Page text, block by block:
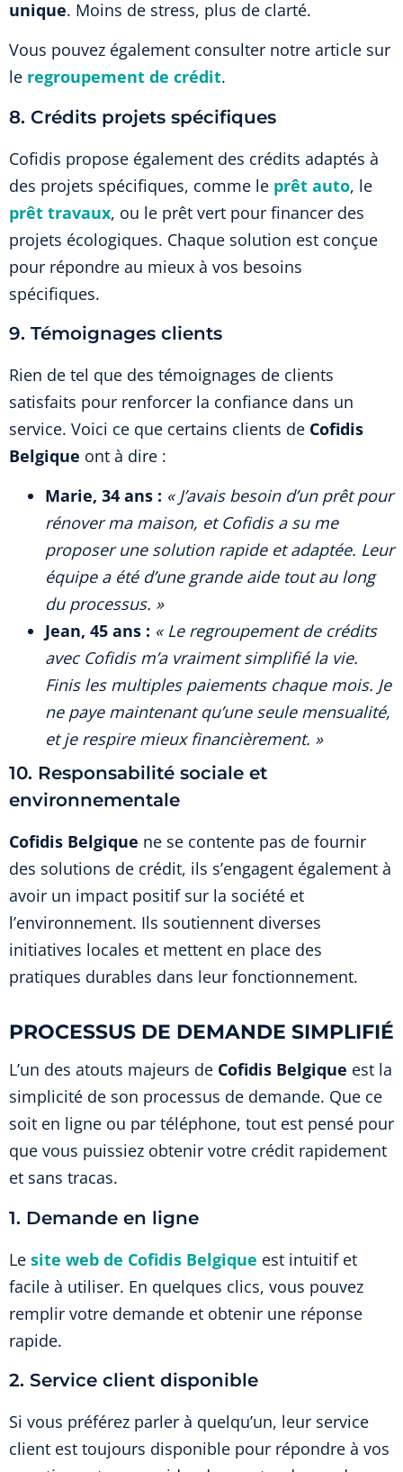
unique. Moins de stress, plus de clarté.
Vous pouvez également consulter notre article sur
le regroupement de crédit.
8. Crédits projets spécifiques
Cofidis propose également des crédits adaptés à
des projets spécifiques, comme le prêt auto, le
prêt travaux, ou le prêt vert pour financer des
projets écologiques. Chaque solution est conçue
pour répondre au mieux à vos besoins
spécifiques.
9. Témoignages clients
Rien de tel que des témoignages de clients
satisfaits pour renforcer la confiance dans un
service. Voici ce que certains clients de Cofidis
Belgique ont à dire :
Marie, 34 ans : « J’avais besoin d’un prêt pour
rénover ma maison, et Cofidis a su me
proposer une solution rapide et adaptée. Leur
équipe a été d’une grande aide tout au long
du processus. »
Jean, 45 ans : « Le regroupement de crédits
avec Cofidis m’a vraiment simplifié la vie.
Finis les multiples paiements chaque mois. Je
ne paye maintenant qu’une seule mensualité,
et je respire mieux financièrement. »
10. Responsabilité sociale et
environnementale
Cofidis Belgique ne se contente pas de fournir
des solutions de crédit, ils s’engagent également à
avoir un impact positif sur la société et
l’environnement. Ils soutiennent diverses
initiatives locales et mettent en place des
pratiques durables dans leur fonctionnement.
PROCESSUS DE DEMANDE SIMPLIFIÉ
L’un des atouts majeurs de Cofidis Belgique est la
simplicité de son processus de demande. Que ce
soit en ligne ou par téléphone, tout est pensé pour
que vous puissiez obtenir votre crédit rapidement
et sans tracas.
1. Demande en ligne
Le site web de Cofidis Belgique est intuitif et
facile à utiliser. En quelques clics, vous pouvez
remplir votre demande et obtenir une réponse
rapide.
2. Service client disponible
Si vous préférez parler à quelqu’un, leur service
client est toujours disponible pour répondre à vos